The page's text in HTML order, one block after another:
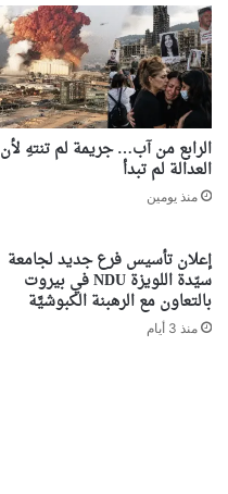
الرابع من آب… جريمة لم تنتهِ لأن
العدالة لم تبدأ
منذ يومين
إعلان تأسيس فرع جديد لجامعة
سيّدة اللويزة NDU في بيروت
بالتعاون مع الرهبنة الكبوشيَّة
منذ 3 أيام